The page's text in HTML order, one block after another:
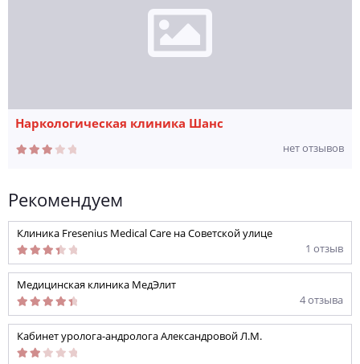
Наркологическая клиника Шанс
нет отзывов
Рекомендуем
Клиника Fresenius Medical Care на Советской улице
1 отзыв
Медицинская клиника МедЭлит
4 отзыва
Кабинет уролога-андролога Александровой Л.М.